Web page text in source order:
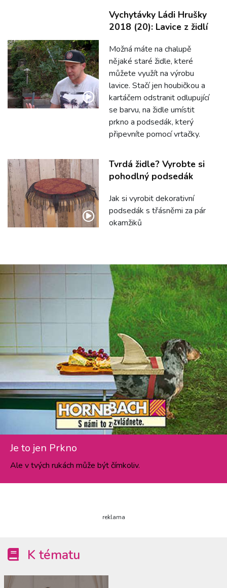
Vychytávky Ládi Hrušky
2018 (20): Lavice z židlí
Možná máte na chalupě
nějaké staré židle, které
můžete využít na výrobu
lavice. Stačí jen houbičkou a
kartáčem odstranit odlupující
se barvu, na židle umístit
prkno a podsedák, který
připevníte pomocí vrtačky.
Tvrdá židle? Vyrobte si
pohodlný podsedák
Jak si vyrobit dekorativní
podsedák s třásněmi za pár
okamžiků
Je to jen Prkno
Ale v tvých rukách může být čímkoliv.
reklama
K tématu